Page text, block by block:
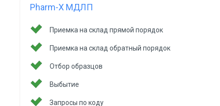
Pharm-X МДЛП
Приемка на склад прямой порядок
Приемка на склад обратный порядок
Отбор образцов
Выбытие
Запросы по коду